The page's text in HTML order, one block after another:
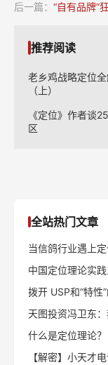
后一篇： “自有品牌”
推荐阅读
老乡鸡战略定位
（上）
《定位》作者谈
区
全站热门文章
当信鸽行业遇上
中国定位理论实践
拨开 USP和“特性
天图投资冯卫东
什么是定位理论？
【解密】小天才